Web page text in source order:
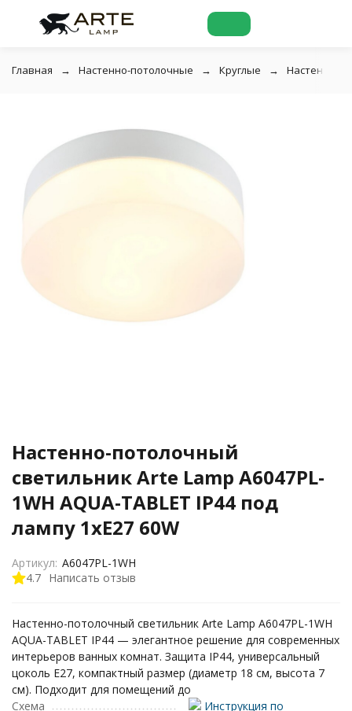
Главная Настенно-потолочные Круглые Настенно-
Настенно-потолочный
светильник Arte Lamp A6047PL-
1WH AQUA-TABLET IP44 под
лампу 1xE27 60W
4.7 Написать отзыв
Артикул: A6047PL-1WH
Настенно-потолочный светильник Arte Lamp A6047PL-1WH
AQUA-TABLET IP44 — элегантное решение для современных
интерьеров ванных комнат. Защита IP44, универсальный
цоколь E27, компактный размер (диаметр 18 см, высота 7
см). Подходит для помещений до
Схема
Инструкция по